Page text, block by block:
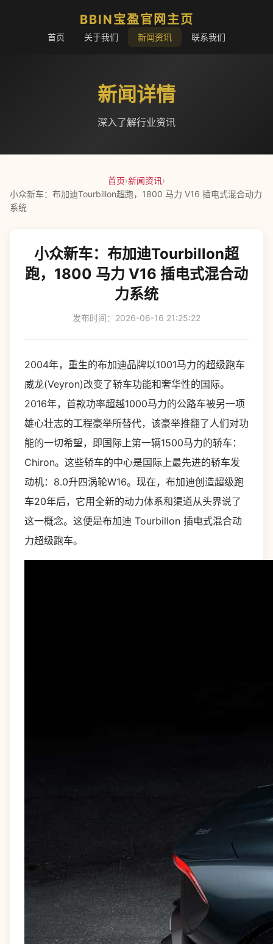
BBIN宝盈官网主页
首页 关于我们 新闻资讯 联系我们
新闻详情
深入了解行业资讯
首页›新闻资讯›
小众新车：布加迪Tourbillon超跑，1800 马力 V16 插电式混合动力
系统
小众新车：布加迪Tourbillon超
跑，1800 马力 V16 插电式混合动
力系统
发布时间：2026-06-16 21:25:22
2004年，重生的布加迪品牌以1001马力的超级跑车
威龙(Veyron)改变了轿车功能和奢华性的国际。
2016年，首款功率超越1000马力的公路车被另一项
雄心壮志的工程豪举所替代，该豪举推翻了人们对功
能的一切希望，即国际上第一辆1500马力的轿车：
Chiron。这些轿车的中心是国际上最先进的轿车发
动机：8.0升四涡轮W16。现在，布加迪创造超级跑
车20年后，它用全新的动力体系和渠道从头界说了
这一概念。这便是布加迪 Tourbillon 插电式混合动
力超级跑车。